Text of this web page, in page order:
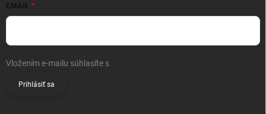
EMAIL
Vložením e-mailu súhlasíte s
Prihlásiť sa